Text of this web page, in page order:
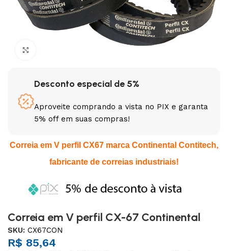
Desconto especial de 5%
Aproveite comprando a vista no PIX e garanta
5% off em suas compras!
Correia em V perfil CX67 marca Continental Contitech,
fabricante de correias industriais!
Correia em V perfil CX-67 Continental
SKU:CX67CON
R$ 85,64